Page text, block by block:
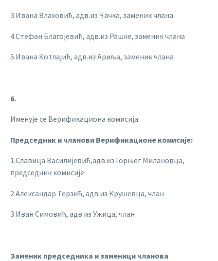
3.Ивана Влаховић, адв.из Чачка, заменик члана
4.Стефан Благојевић, адв.из Рашке, заменик члана
5.Ивана Котлајић, адв.из Ариља, заменик члана
6.
Именује се Верификациона комисија:
Председник и чланови Верификационе комисије:
1.Славица Василијевић,адв.из Горњег Милановца,
председник комисије
2.Александар Терзић, адв.из Крушевца, члан
3.Иван Симовић, адв.из Ужица, члан
Заменик председника и заменици чланова